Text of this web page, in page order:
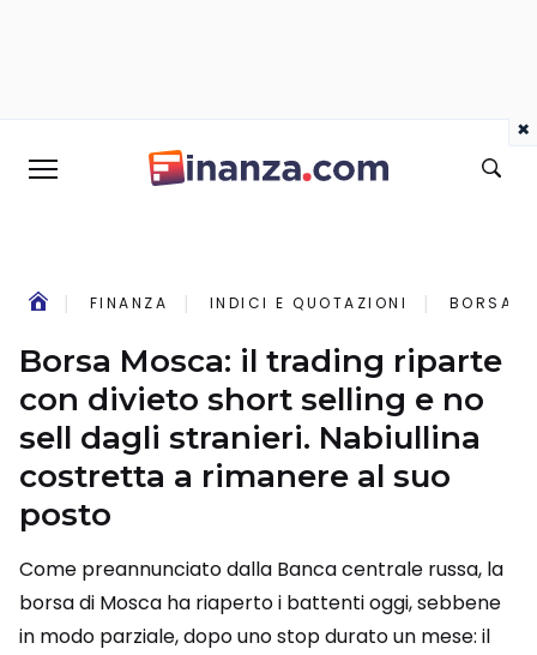
FINANZA INDICI E QUOTAZIONI BORSA
Borsa Mosca: il trading riparte
con divieto short selling e no
sell dagli stranieri. Nabiullina
costretta a rimanere al suo
posto
Come preannunciato dalla Banca centrale russa, la
borsa di Mosca ha riaperto i battenti oggi, sebbene
in modo parziale, dopo uno stop durato un mese: il
×